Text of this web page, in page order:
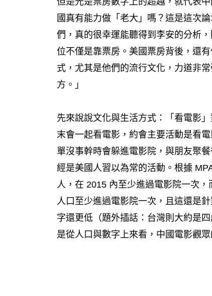
國真有能力做「老大」嗎？這是這次
們，真的很幸運能聽得到李安的分析
位不僅是靠票房。美國票房背後，還
式，尤其是他們的流行文化，力道非
方。」
先來說說文化與生活方式：「看電影
末會一起看電影，約會主要活動是看
單沒事幹時會躲進電影院，與朋友聚
經是美國人習以為常的活動。根據
人，在 2015 內至少進過電影院一次
人口至少進過電影院一次，且這還是
字還更低（題外插話：台灣則大約是
是從人口與數字上來看，中國電影觀